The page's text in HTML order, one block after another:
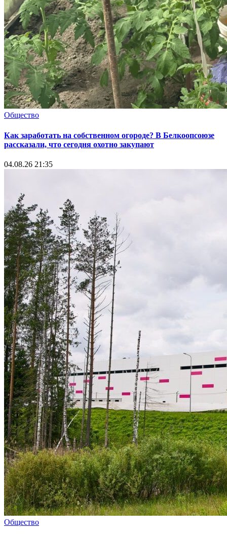
Общество
Как заработать на собственном огороде? В Белкоопсоюзе
рассказали, что сегодня охотно закупают
04.08.26 21:35
Общество